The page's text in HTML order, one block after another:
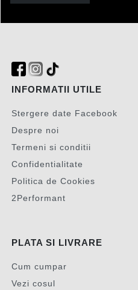
INFORMATII UTILE
Stergere date Facebook
Despre noi
Termeni si conditii
Confidentialitate
Politica de Cookies
2Performant
PLATA SI LIVRARE
Cum cumpar
Vezi cosul